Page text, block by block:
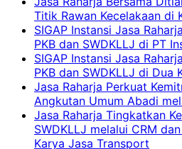
Titik Rawan Kecelakaan di
SIGAP Instansi Jasa
PKB dan SWDKLLJ di PT
SIGAP Instansi Jasa
PKB dan SWDKLLJ di Dua
Jasa Raharja Perkuat
Angkutan Umum Abadi
Jasa Raharja Tingkatkan
SWDKLLJ melalui CRM
Karya Jasa Transport